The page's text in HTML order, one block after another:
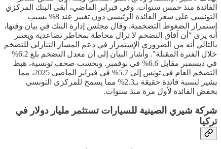
الفائدة منذ خمس سنوات. وفي فبراير الماضي، أبقى البنك المركزي
التونسي على سعر الفائدة الرئيسي دون تغيير عند 8% بسبب
إستمرار الضغوط التضخمية. وقال مجلس إدارة البنك في بيان وقتها،
أنه يرى "أن آفاق التضخم لا تزال محاطة بمخاطر تصاعدية ويعتبر
بالتالي أنه من الضروري الإستمرار في دعم المسار التنازلي للتضخم
خلال الفترة المقبلة". وأشار البيان إلى أن معدل التضخم بلغ 6.2%
في ديسمبر مقابل 6.6% في نوفمبر. وبحسب صحف تونسية، هبط
التضخم العام في تونس إلى 5.7% في فبراير الماضي 2025، مما
يشير لنسبة فائدة حقيقة بـ2.3% مما يسمح للمركزي التونسي
بخفض الفائدة لأول مرة منذ سنوات.
شركة شيري الصينية للسيارات تستثمر مليار دولار في
تركيا